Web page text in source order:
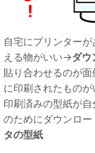
自宅にプリンター
える物がいい→ダウ
貼り合わせるのが
に印刷されたもの
印刷済みの型紙が
のためにダウンロ
タの型紙